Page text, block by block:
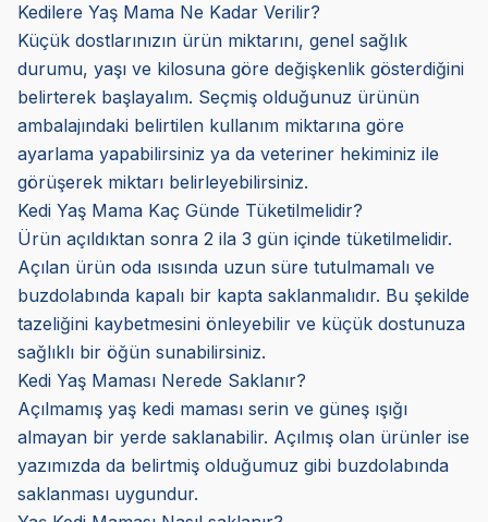
Kedilere Yaş Mama Ne Kadar Verilir?
Küçük dostlarınızın ürün miktarını, genel sağlık
durumu, yaşı ve kilosuna göre değişkenlik gösterdiğini
belirterek başlayalım. Seçmiş olduğunuz ürünün
ambalajındaki belirtilen kullanım miktarına göre
ayarlama yapabilirsiniz ya da veteriner hekiminiz ile
görüşerek miktarı belirleyebilirsiniz.
Kedi Yaş Mama Kaç Günde Tüketilmelidir?
Ürün açıldıktan sonra 2 ila 3 gün içinde tüketilmelidir.
Açılan ürün oda ısısında uzun süre tutulmamalı ve
buzdolabında kapalı bir kapta saklanmalıdır. Bu şekilde
tazeliğini kaybetmesini önleyebilir ve küçük dostunuza
sağlıklı bir öğün sunabilirsiniz.
Kedi Yaş Maması Nerede Saklanır?
Açılmamış yaş kedi maması serin ve güneş ışığı
almayan bir yerde saklanabilir. Açılmış olan ürünler ise
yazımızda da belirtmiş olduğumuz gibi buzdolabında
saklanması uygundur.